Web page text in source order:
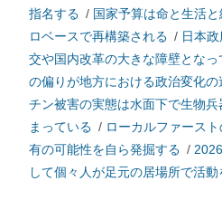
指名する / 国家予算は命と生活
ロベースで再構築される / 日本
交や国内改革の大きな障壁となっ
の偏りが地方における政治変化
チン被害の実態は水面下で生物
まっている / ローカルファース
有の可能性を自ら発掘する /
して個々人が足元の居場所で活動